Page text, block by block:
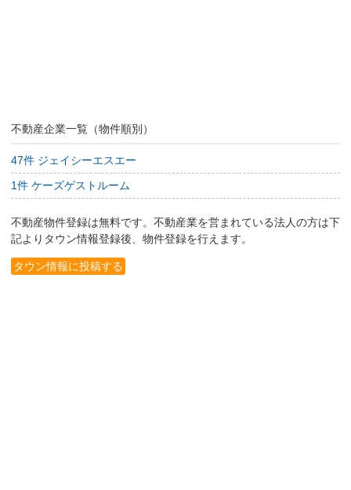
不動産企業一覧（物件順別）
47件 ジェイシーエスエー
1件 ケーズゲストルーム
不動産物件登録は無料です。不動産業を営まれている法人の方は下
記よりタウン情報登録後、物件登録を行えます。
タウン情報に投稿する